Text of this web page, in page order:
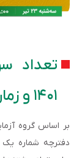
تعداد
۱۴۰۱ و زمان پاسخگویی
دفترچه شماره